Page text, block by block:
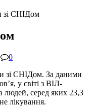
зі СНІДом
0
зі СНІДом. За даними
у світі з ВІЛ-
людей, серед яких 23,3
лікування.